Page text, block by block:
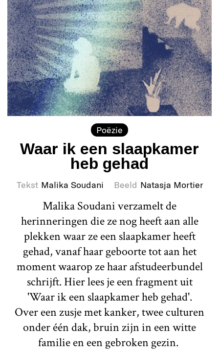
Poëzie
Waar ik een slaapkamer
heb gehad
Tekst Malika Soudani Beeld Natasja Mortier
Malika Soudani verzamelt de
herinneringen die ze nog heeft aan alle
plekken waar ze een slaapkamer heeft
gehad, vanaf haar geboorte tot aan het
moment waarop ze haar afstudeerbundel
schrijft. Hier lees je een fragment uit
'Waar ik een slaapkamer heb gehad'.
Over een zusje met kanker, twee culturen
onder één dak, bruin zijn in een witte
familie en een gebroken gezin.